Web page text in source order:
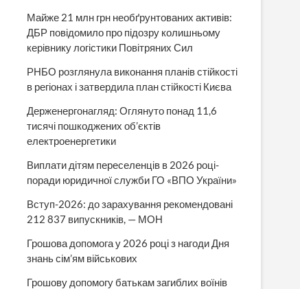
Майже 21 млн грн необґрунтованих активів:
ДБР повідомило про підозру колишньому
керівнику логістики Повітряних Сил
РНБО розглянула виконання планів стійкості
в регіонах і затвердила план стійкості Києва
Держенергонагляд: Оглянуто понад 11,6
тисячі пошкоджених об’єктів
електроенергетики
Виплати дітям переселенців в 2026 році-
поради юридичної служби ГО «ВПО України»
Вступ-2026: до зарахування рекомендовані
212 837 випускників, — МОН
Грошова допомога у 2026 році з нагоди Дня
знань сім’ям військових
Грошову допомогу батькам загиблих воїнів